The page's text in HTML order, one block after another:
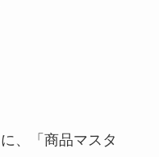
、「商品マスタ